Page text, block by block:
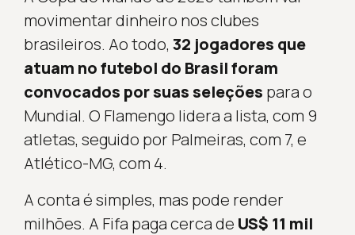
movimentar dinheiro nos clubes
brasileiros. Ao todo, 32 jogadores que
atuam no futebol do Brasil foram
convocados por suas seleções para o
Mundial. O Flamengo lidera a lista, com 9
atletas, seguido por Palmeiras, com 7, e
Atlético-MG, com 4.
A conta é simples, mas pode render
milhões. A Fifa paga cerca de US$ 11 mil